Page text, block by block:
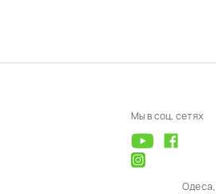
Мы в соц. сетях
Одеса,